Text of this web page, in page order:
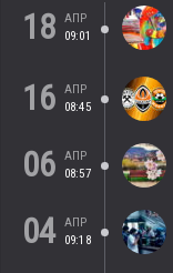
18
АПР
09:01
16
АПР
08:45
06
АПР
08:57
04 АПР
09:18